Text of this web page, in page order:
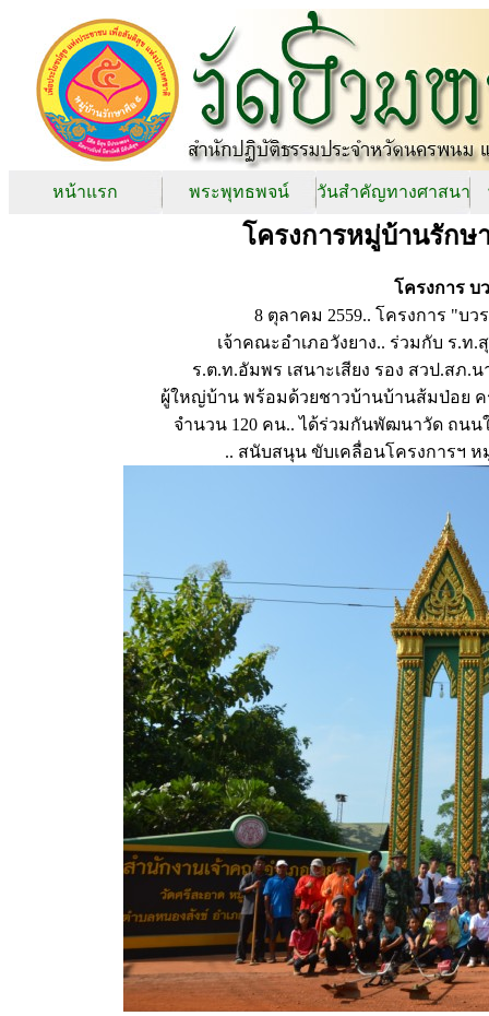
หน้าแรก พระพุทธพจน์ วันสำคัญทางศาสนา
โครงการหมู่บ้านรักษ
โครงการ
8 ตุลาคม 2559.. โครงการ "บ
เจ้าคณะอำเภอวังยาง.. ร่วมกับ ร.ท
ร.ต.ท.อัมพร เสนาะเสียง รอง สวป.สภ.
ผู้ใหญ่บ้าน พร้อมด้วยชาวบ้านบ้านส้มป่อย ค
จำนวน 120 คน.. ได้ร่วมกันพัฒนาวัด ถน
.. สนับสนุน ขับเคลื่อนโครงการฯ